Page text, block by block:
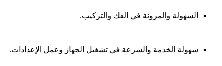
السهولة والمرونة في الفك والتركيب.
سهولة الخدمة والسرعة في تشغيل الجهاز وعمل الإعدادات.